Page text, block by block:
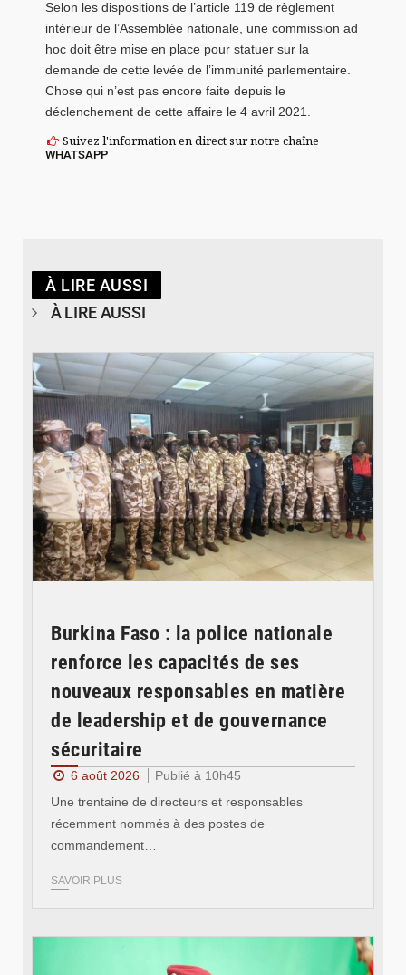
Selon les dispositions de l’article 119 de règlement
intérieur de l’Assemblée nationale, une commission ad
hoc doit être mise en place pour statuer sur la
demande de cette levée de l’immunité parlementaire.
Chose qui n’est pas encore faite depuis le
déclenchement de cette affaire le 4 avril 2021.
Suivez l'information en direct sur notre chaîne
WHATSAPP
À LIRE AUSSI
À LIRE AUSSI
Burkina Faso : la police nationale
renforce les capacités de ses
nouveaux responsables en matière
de leadership et de gouvernance
sécuritaire
6 août 2026
Publié à 10h45
Une trentaine de directeurs et responsables
récemment nommés à des postes de
commandement…
SAVOIR PLUS